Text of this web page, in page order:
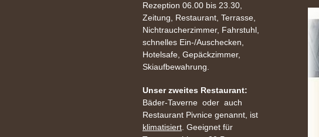
Rezeption 06.00 bis 23.30,
Zeitung, Restaurant, Terrasse,
Nichtraucherzimmer, Fahrstuhl,
schnelles Ein-/Auschecken,
Hotelsafe, Gepäckzimmer,
Skiaufbewahrung.
Unser zweites Restaurant:
Bäder-Taverne oder auch
Restaurant Pivnice genannt, ist
klimatisiert . Geeignet für